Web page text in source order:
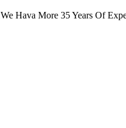
We Hava More 35 Years Of